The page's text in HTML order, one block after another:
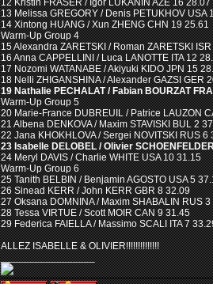
12 Kristin FRASER / Igor LUKANIN AZE 16 28.07
13 Melissa GREGORY / Denis PETUKHOV USA
14 Xintong HUANG / Xun ZHENG CHN 19 25.61
Warm-Up Group 4
15 Alexandra ZARETSKI / Roman ZARETSKI
16 Anna CAPPELLINI / Luca LANOTTE ITA 12
17 Nozomi WATANABE / Akiyuki KIDO JPN 15
18 Nelli ZHIGANSHINA / Alexander GAZSI GER
19 Nathalie PECHALAT / Fabian BOURZAT
Warm-Up Group 5
20 Marie-France DUBREUIL / Patrice LAUZON
21 Albena DENKOVA / Maxim STAVISKI BUL 2
22 Jana KHOKHLOVA / Sergei NOVITSKI RUS 6
23 Isabelle DELOBEL / Olivier
24 Meryl DAVIS / Charlie WHITE USA 10 31.15
Warm-Up Group 6
25 Tanith BELBIN / Benjamin AGOSTO USA 5
26 Sinead KERR / John KERR GBR 8 32.09
27 Oksana DOMNINA / Maxim SHABALIN RUS
28 Tessa VIRTUE / Scott MOIR CAN 9 31.45
29 Federica FAIELLA / Massimo SCALI ITA 7
ALLEZ ISABELLE & OLIVIER!!!!!!!!!!!!!!
_________________